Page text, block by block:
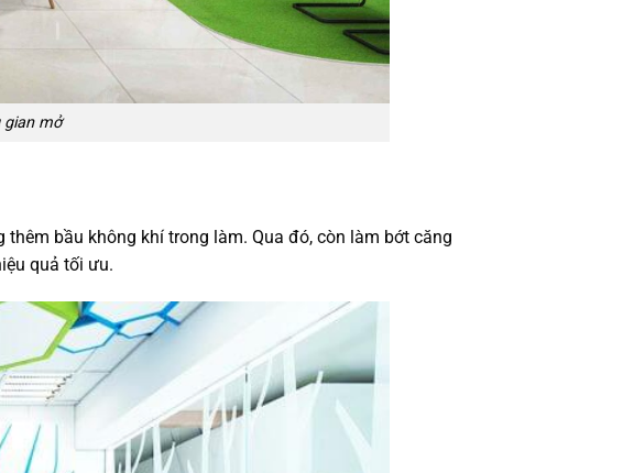
gian mở
bầu không khí trong làm. Qua đó, còn làm bớt căng
quả tối ưu.